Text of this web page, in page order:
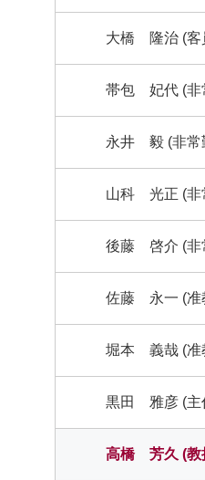
大橋 隆治 (客
帯包 妃代 (非
永井 毅 (非常
山科 光正 (非
後藤 啓介 (非
佐藤 永一 (准
堀本 義哉 (准
黒田 雅彦 (主
高橋 芳久 (教